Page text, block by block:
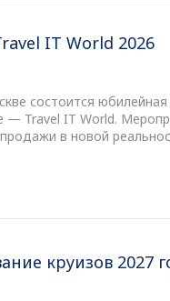
IT World 2026
состоится
— Travel IT World.
в новой
круизов 2027